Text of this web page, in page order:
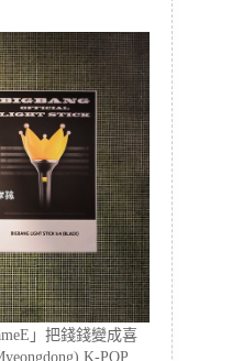
」把錢錢變成喜
K-POP